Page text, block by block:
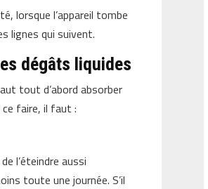
lorsque l’appareil tombe
lignes qui suivent.
dégâts liquides
tout d’abord absorber
ce faire, il faut :
l’éteindre aussi
toute une journée. S’il